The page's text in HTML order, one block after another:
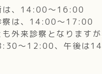
は、14:00～16:00
察は、14:00～17:00
外来診察となります
～12:00、午後は